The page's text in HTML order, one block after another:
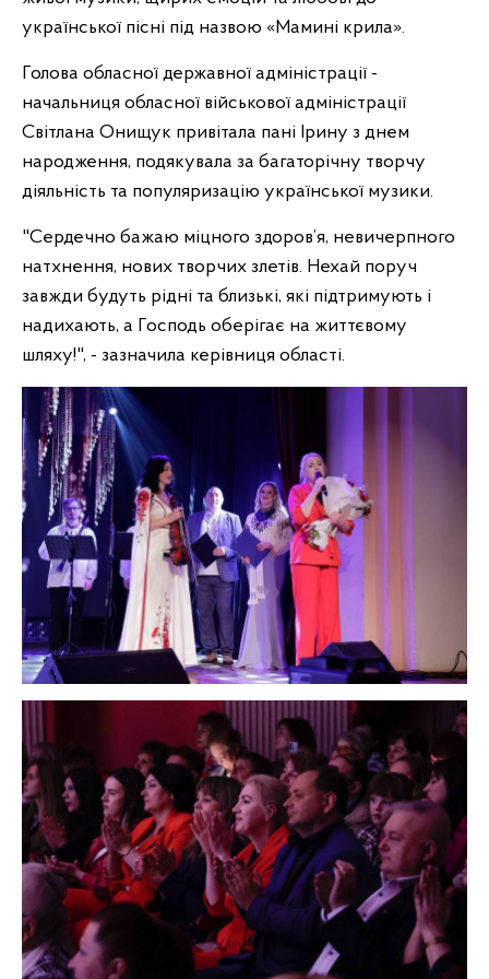
української пісні під назвою «Мамині крила».
Голова обласної державної адміністрації -
начальниця обласної військової адміністрації
Світлана Онищук привітала пані Ірину з днем
народження, подякувала за багаторічну творчу
діяльність та популяризацію української музики.
"Сердечно бажаю міцного здоров’я, невичерпного
натхнення, нових творчих злетів. Нехай поруч
завжди будуть рідні та близькі, які підтримують і
надихають, а Господь оберігає на життєвому
шляху!", - зазначила керівниця області.